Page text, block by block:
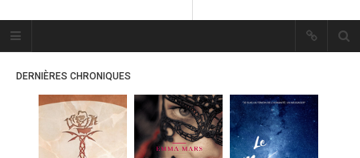
Plume Bleue
« Les mots sont les passants
« Les mots sont les passants
mystérieux de l’âme. »
DERNIÈRES CHRONIQUES